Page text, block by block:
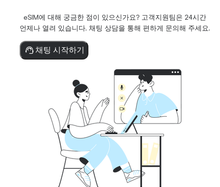
eSIM에 대해 궁금한 점이 있으신가요? 고객지원팀은 24시간
언제나 열려 있습니다. 채팅 상담을 통해 편하게 문의해 주세요.
채팅 시작하기